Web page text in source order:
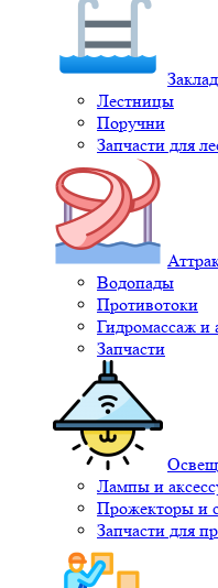
Лестницы
Поручни
Запчасти для
Водопады
Противотоки
Гидромассаж и
Запчасти
Лампы и
Прожекторы и
Запчасти для